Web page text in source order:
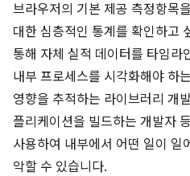
브라우저의 기본 제공 측정항목
대한 심층적인 통계를 확인하고
통해 자체 실적 데이터를 타임라
내부 프로세스를 시각화해야 하
영향을 추적하는 라이브러리 개
플리케이션을 빌드하는 개발자
사용하여 내부에서 어떤 일이 일
악할 수 있습니다.